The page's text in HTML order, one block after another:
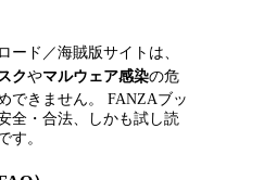
ード／海賊版サイトは、
クやマルウェア感染の危
できません。 FANZAブッ
全・合法、しかも試し読
す。